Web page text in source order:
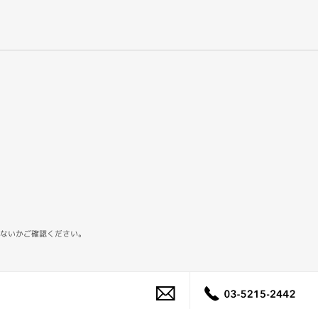
かご確認ください。